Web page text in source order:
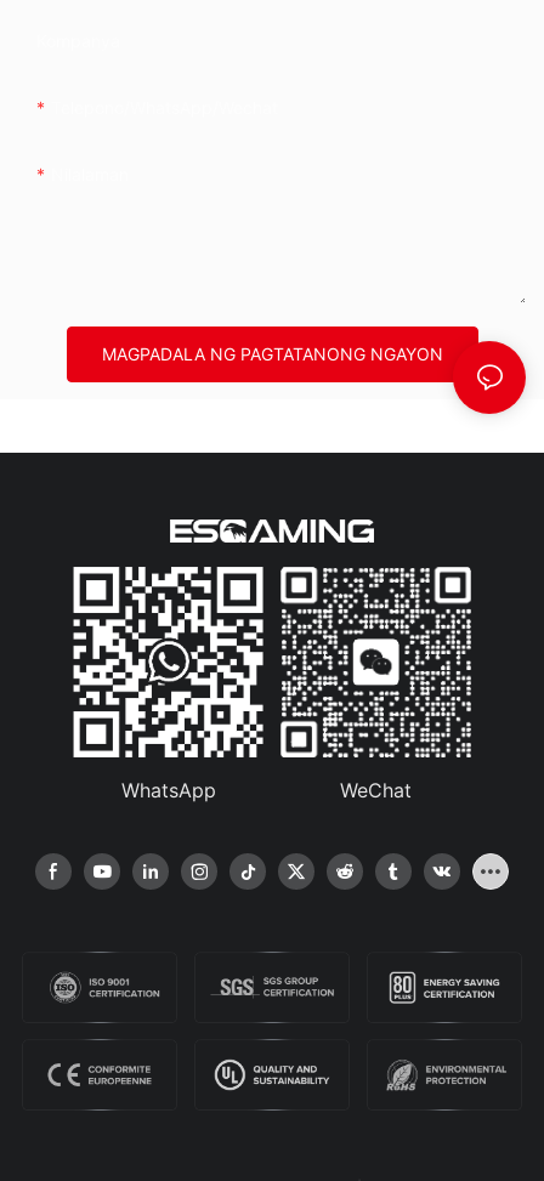
MAGPADALA NG PAGTATANONG NGAYON
WhatsApp WeChat